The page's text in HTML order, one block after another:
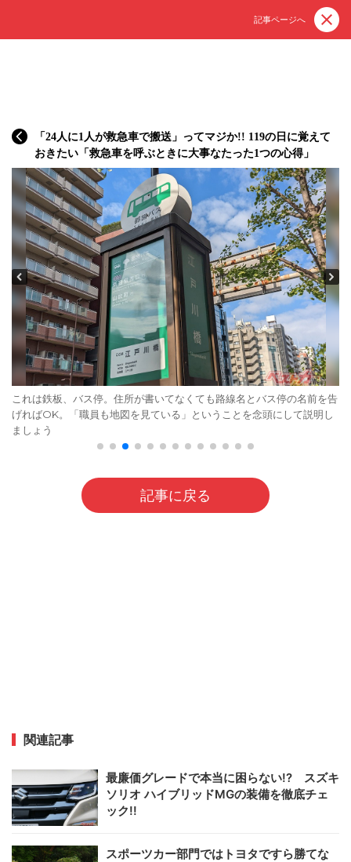
記事ページへ
「24人に1人が救急車で搬送」ってマジか!! 119の日に覚えて
おきたい「救急車を呼ぶときに大事なたった1つの心得」
これは鉄板、バス停。住所が書いてなくても路線名とバス停の名前を告
げればOK。「職員も地図を見ている」ということを念頭にして説明し
ましょう
記事に戻る
関連記事
最廉価グレードで本当に困らない!? スズキ
ソリオ ハイブリッドMGの装備を徹底チェ
ック!!
スポーツカー部門ではトヨタですら勝てな